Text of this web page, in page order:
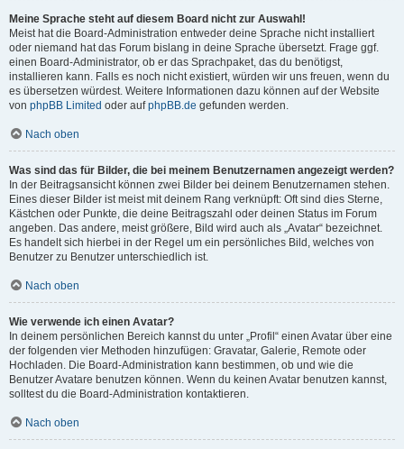
Meine Sprache steht auf diesem Board nicht zur Auswahl!
Meist hat die Board-Administration entweder deine Sprache nicht installiert
oder niemand hat das Forum bislang in deine Sprache übersetzt. Frage ggf.
einen Board-Administrator, ob er das Sprachpaket, das du benötigst,
installieren kann. Falls es noch nicht existiert, würden wir uns freuen, wenn du
es übersetzen würdest. Weitere Informationen dazu können auf der Website
von phpBB Limited oder aufphpBB.de gefunden werden.
Nach oben
Was sind das für Bilder, die bei meinem Benutzernamen angezeigt werden?
In der Beitragsansicht können zwei Bilder bei deinem Benutzernamen stehen.
Eines dieser Bilder ist meist mit deinem Rang verknüpft: Oft sind dies Sterne,
Kästchen oder Punkte, die deine Beitragszahl oder deinen Status im Forum
angeben. Das andere, meist größere, Bild wird auch als „Avatar“ bezeichnet.
Es handelt sich hierbei in der Regel um ein persönliches Bild, welches von
Benutzer zu Benutzer unterschiedlich ist.
Nach oben
Wie verwende ich einen Avatar?
In deinem persönlichen Bereich kannst du unter „Profil“ einen Avatar über eine
der folgenden vier Methoden hinzufügen: Gravatar, Galerie, Remote oder
Hochladen. Die Board-Administration kann bestimmen, ob und wie die
Benutzer Avatare benutzen können. Wenn du keinen Avatar benutzen kannst,
solltest du die Board-Administration kontaktieren.
Nach oben